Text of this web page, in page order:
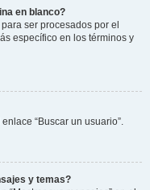
en blanco?
ser procesados por el
específico en los términos y
“Buscar un usuario”.
y temas?